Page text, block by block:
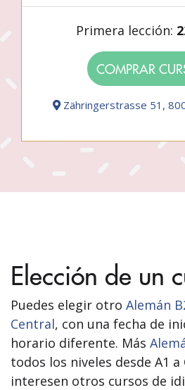
Primera lección:
COMPRAR
Zähringerstrasse 51,
Elección de un
Puedes elegir otro Alemán
Central, con una fecha de
horario diferente. Más
todos los niveles desde A1 a
interesen otros cursos de